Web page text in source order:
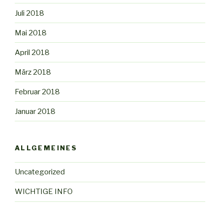
Juli 2018
Mai 2018
April 2018
März 2018
Februar 2018
Januar 2018
ALLGEMEINES
Uncategorized
WICHTIGE INFO